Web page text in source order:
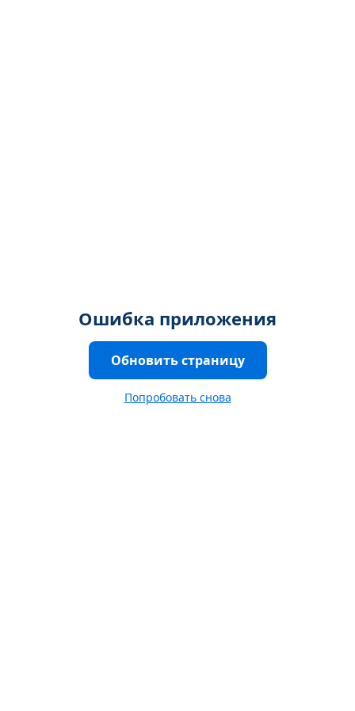
Ошибка приложения
Обновить страницу
Попробовать снова